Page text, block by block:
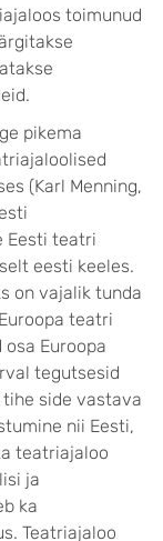
toimunud
pikema
(Karl Menning,
Eesti teatri
eesti keeles.
on vajalik tunda
teatri
Euroopa
tegutsesid
side vastava
nii Eesti,
teatriajaloo
ja
ka
Teatriajaloo